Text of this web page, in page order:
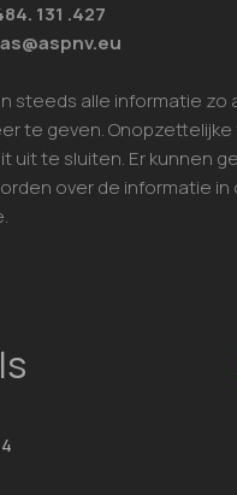
131 .427
steeds alle informatie zo
te geven.
uit te sluiten. Er kunnen
over de informatie in